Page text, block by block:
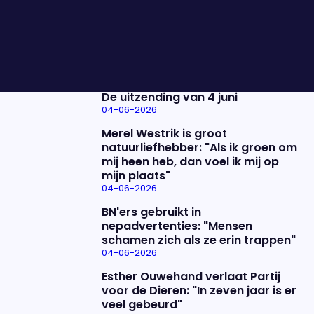
De uitzending van 4 juni
04-06-2026
Merel Westrik is groot
natuurliefhebber: "Als ik groen om
mij heen heb, dan voel ik mij op
mijn plaats"
04-06-2026
BN'ers gebruikt in
nepadvertenties: "Mensen
schamen zich als ze erin trappen"
04-06-2026
Esther Ouwehand verlaat Partij
voor de Dieren: "In zeven jaar is er
veel gebeurd"